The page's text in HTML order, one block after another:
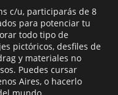
c/u, participarás de 8
para potenciar tu
todo tipo de
pictóricos, desfiles de
y materiales no
Puedes cursar
Aires, o hacerlo